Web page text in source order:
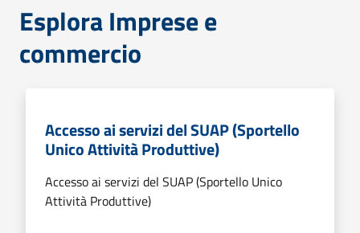
Esplora Imprese e
commercio
Accesso ai servizi del SUAP (Sportello
Unico Attività Produttive)
Accesso ai servizi del SUAP (Sportello Unico
Attività Produttive)